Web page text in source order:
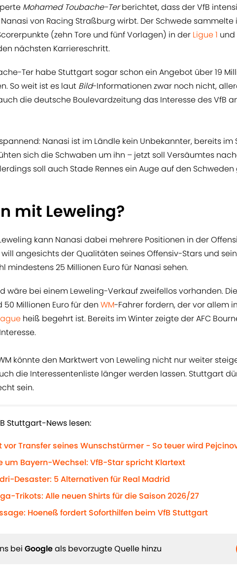
Mohamed Toubache-Terberichtet, dass der VfB
von Racing Straßburg wirbt. Der Schwede sammelte
(zehn Tore und fünf Vorlagen) in der Ligue 1
nächsten Karriereschritt.
Ter habe Stuttgart sogar schon ein Angebot über 19
So weit ist es laut Bild-Informationen zwar noch nicht,
die deutsche Boulevardzeitung das Interesse des VfB
Nanasi ist im Ländle kein Unbekannter, bereits im
sich die Schwaben um ihn – jetzt soll Versäumtes
soll auch Stade Rennes ein Auge auf den
mit Leweling?
kann Nanasi dabei mehrere Positionen in der
angesichts der Qualitäten seines Offensiv-Stars und
mindestens 25 Millionen Euro für Nanasi sehen.
wäre bei einem Leweling-Verkauf zweifellos vorhanden.
50 Millionen Euro für den WM-Fahrer fordern, der vor allem
heiß begehrt ist. Bereits im Winter zeigte der AFC
könnte den Marktwert von Leweling nicht nur weiter
die Interessentenliste länger werden lassen. Stuttgart
sein.
Stuttgart-News lesen:
vor Transfer seines Wunschstürmer - So teuer wird
um Bayern-Wechsel: VfB-Star spricht Klartext
Desaster: 5 Alternativen für Real Madrid
Trikots: Alle neuen Shirts für die Saison 2026/27
Hoeneß fordert Soforthilfen beim VfB Stuttgart
bei Googleals bevorzugte Quelle hinzu